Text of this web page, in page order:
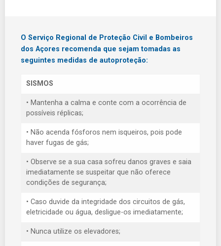
O Serviço Regional de Proteção Civil e Bombeiros
dos Açores recomenda que sejam tomadas as
seguintes medidas de autoproteção:
SISMOS
• Mantenha a calma e conte com a ocorrência de
possíveis réplicas;
• Não acenda fósforos nem isqueiros, pois pode
haver fugas de gás;
• Observe se a sua casa sofreu danos graves e saia
imediatamente se suspeitar que não oferece
condições de segurança;
• Caso duvide da integridade dos circuitos de gás,
eletricidade ou água, desligue-os imediatamente;
• Nunca utilize os elevadores;